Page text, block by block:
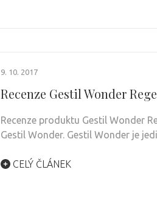
9. 10. 2017
Recenze Gestil Wonder
Recenze produktu Gestil Wonder
Gestil Wonder. Gestil Wonder je
CELÝ ČLÁNEK